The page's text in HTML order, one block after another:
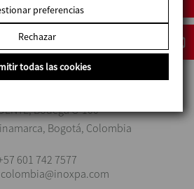
COLOMBIA SAS
Bodega G-100
Bogotá, Colombia
601 742 7577
preferencias
Rechazar
todas las cookies